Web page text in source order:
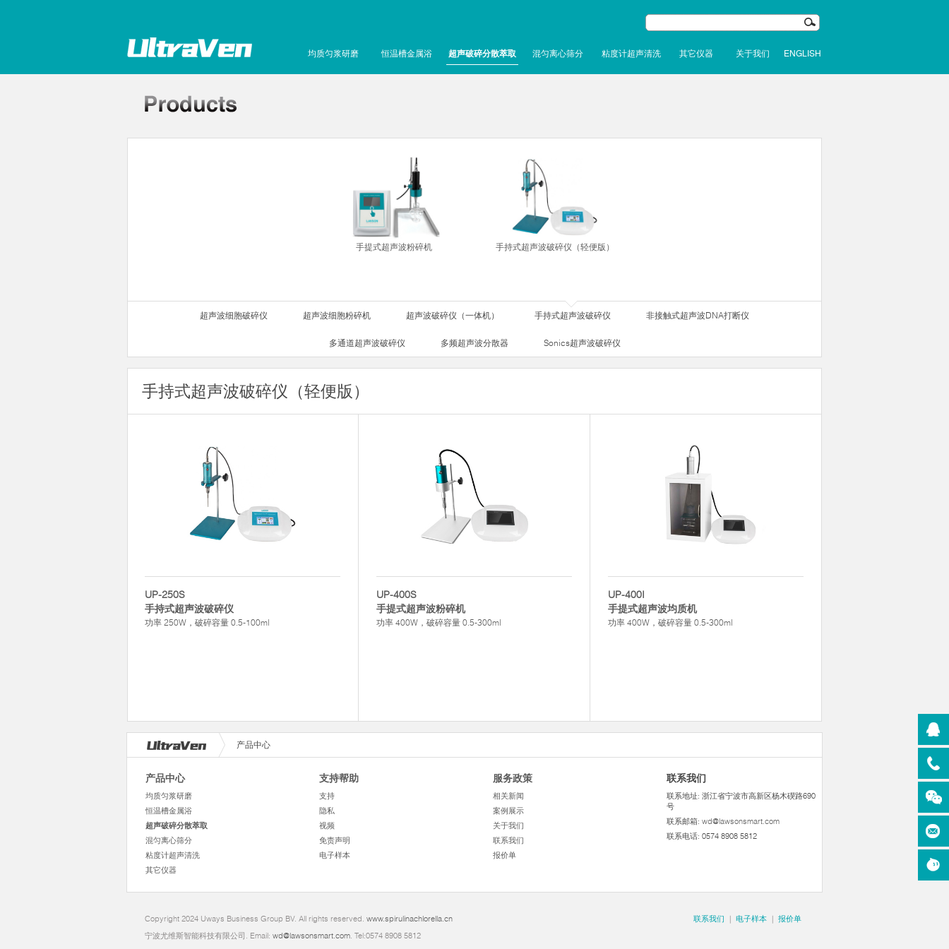
均质匀浆研磨 恒温槽金属浴 超声破碎分散萃取 混匀离心筛分 粘度计超声清洗 其它仪器 关于我们 ENGLISH
手提式超声波粉碎机 手持式超声波破碎仪（轻便版）
超声波细胞破碎仪 超声波细胞粉碎机 超声波破碎仪（一体机） 手持式超声波破碎仪 非接触式超声波DNA打断仪
多通道超声波破碎仪 多频超声波分散器 Sonics超声波破碎仪
手持式超声波破碎仪（轻便版）
UP-250S
手持式超声波破碎仪
功率 250W，破碎容量 0.5-100ml
UP-400S
手提式超声波粉碎机
功率 400W，破碎容量 0.5-300ml
UP-400I
手提式超声波均质机
功率 400W，破碎容量 0.5-300ml
产品中心
产品中心
均质匀浆研磨
恒温槽金属浴
超声破碎分散萃取
混匀离心筛分
粘度计超声清洗
其它仪器
支持帮助
支持
隐私
视频
免责声明
电子样本
服务政策
相关新闻
案例展示
关于我们
联系我们
报价单
联系我们
联系地址: 浙江省宁波市高新区杨木碶路690
号
联系邮箱: wd@lawsonsmart.com
联系电话: 0574 8908 5812
Copyright 2024 Uways Business Group BV. All rights reserved. www.spirulinachlorella.cn
宁波尤维斯智能科技有限公司. Email: wd@lawsonsmart.com. Tel:0574 8908 5812
联系我们 | 电子样本 | 报价单